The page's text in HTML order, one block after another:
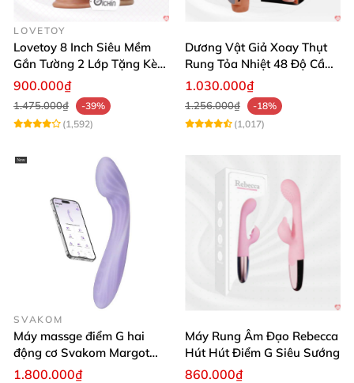
LOVETOY
Lovetoy 8 Inch Siêu Mềm
Gắn Tường 2 Lớp Tặng Kèm
Dầu Massage
900.000₫
1.475.000₫
-39%
(1,592)
Dương Vật Giả Xoay Thụt
Rung Tỏa Nhiệt 48 Độ Cầm
Tay Hot Bunny
1.030.000₫
1.256.000₫
-18%
(1,017)
SVAKOM
Máy massge điểm G hai
động cơ Svakom Margot
điều khiển qua app
1.800.000₫
Máy Rung Âm Đạo Rebecca
Hút Hút Điểm G Siêu Sướng
860.000₫